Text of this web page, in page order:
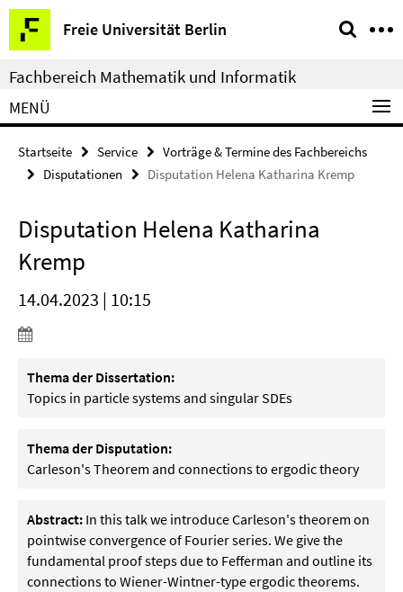
Springe
direkt
zu
Inhalt
Freie Universität Berlin
Service-
Navigation
Fachbereich Mathematik und Informatik
MENÜ
Startseite Service
Vorträge & Termine des Fachbereichs
Disputationen
Disputation Helena Katharina Kremp
Disputation Helena Katharina
Kremp
14.04.2023 | 10:15
Thema der Dissertation:
Topics in particle systems and singular SDEs
Thema der Disputation:
Carleson's Theorem and connections to ergodic theory
Abstract: In this talk we introduce Carleson's theorem on
pointwise convergence of Fourier series. We give the
fundamental proof steps due to Fefferman and outline its
connections to Wiener-Wintner-type ergodic theorems.